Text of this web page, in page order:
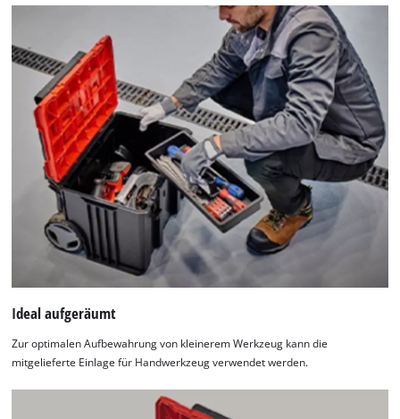
Powered
Usercentrics
Consent
Management
Platform
Ideal aufgeräumt
Zur optimalen Aufbewahrung von kleinerem Werkzeug kann die
mitgelieferte Einlage für Handwerkzeug verwendet werden.